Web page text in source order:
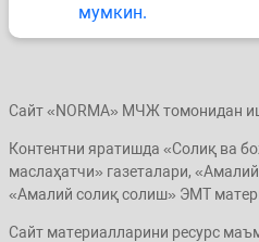
мумкин.
Сайт «NORMA» МЧЖ томонидан
Контентни яратишда «Солиқ ва
маслаҳатчи» газеталари,
«Амалий солиқ солиш» ЭМТ
Сайт материалларини ресурс